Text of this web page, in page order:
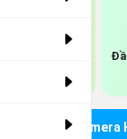
Đầu Thu